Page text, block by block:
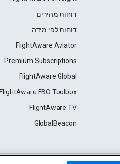
דוחות מהירים
דוחות לפי מידה
FlightAware Aviator
Premium Subscriptions
FlightAware Global
FlightAware FBO Toolbox
FlightAware TV
GlobalBeacon